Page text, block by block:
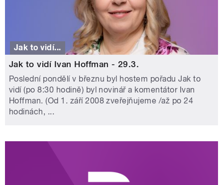
Jak to vidí...
Jak to vidí Ivan Hoffman - 29.3.
Poslední pondělí v březnu byl hostem pořadu Jak to
vidí (po 8:30 hodině) byl novinář a komentátor Ivan
Hoffman. (Od 1. září 2008 zveřejňujeme /až po 24
hodinách, ...